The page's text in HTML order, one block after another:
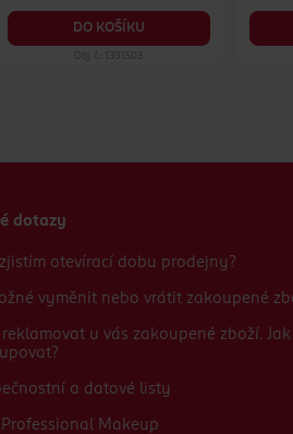
DO KOŠÍKU
Obj. č.: 1391503
dotazy
otevírací dobu prodejny?
vyměnit nebo vrátit zakoupené
reklamovat u vás zakoupené zboží. Jak
a datové listy
Professional Makeup